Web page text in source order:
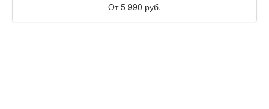
От 5 990 руб.